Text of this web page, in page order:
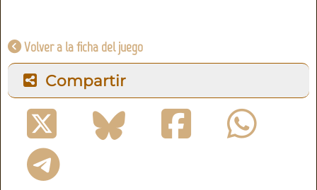
Volver a la ficha del juego
Compartir